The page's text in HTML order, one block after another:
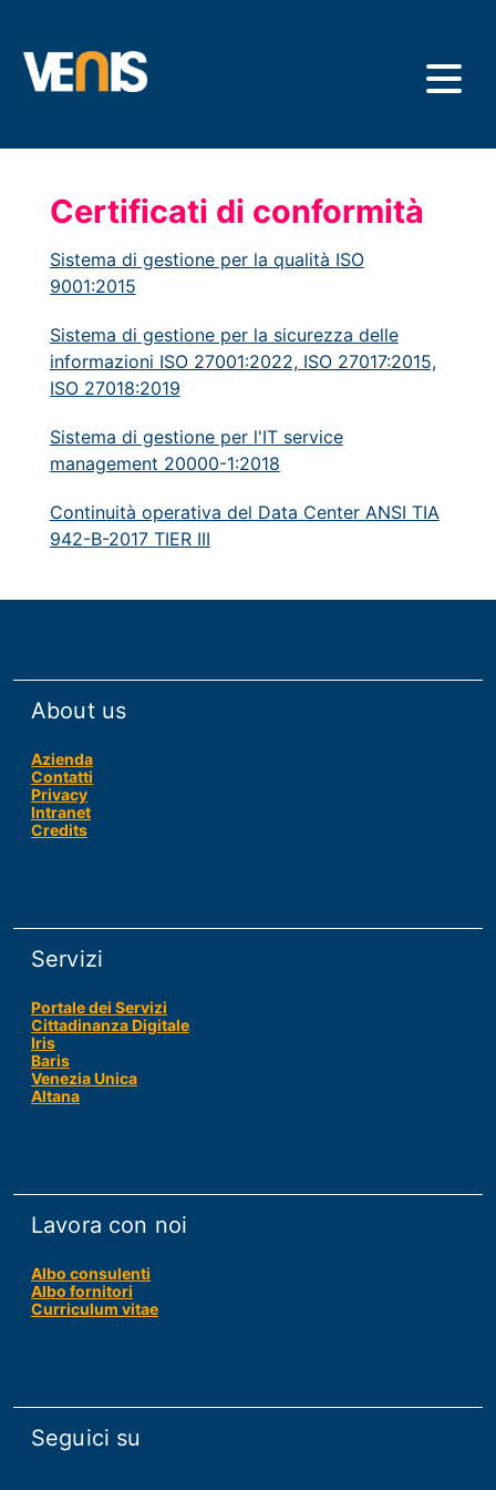
contenuto
principale
Certificati di conformità
Sistema di gestione per la qualità ISO
9001:2015
Sistema di gestione per la sicurezza delle
informazioni ISO 27001:2022, ISO 27017:2015,
ISO 27018:2019
Sistema di gestione per l'IT service
management 20000-1:2018
Continuità operativa del Data Center ANSI TIA
942-B-2017 TIER III
About us
Azienda
Contatti
Privacy
Intranet
Credits
Servizi
Portale dei Servizi
Cittadinanza Digitale
Iris
Baris
Venezia Unica
Altana
Lavora con noi
Albo consulenti
Albo fornitori
Curriculum vitae
Seguici su